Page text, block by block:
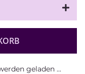
geladen ...